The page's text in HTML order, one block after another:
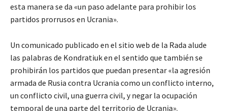
esta manera se da «un paso adelante para prohibir los
partidos prorrusos en Ucrania».
Un comunicado publicado en el sitio web de la Rada alude
las palabras de Kondratiuk en el sentido que también se
prohibirán los partidos que puedan presentar «la agresión
armada de Rusia contra Ucrania como un conflicto interno,
un conflicto civil, una guerra civil, y negar la ocupación
temporal de una parte del territorio de Ucrania».